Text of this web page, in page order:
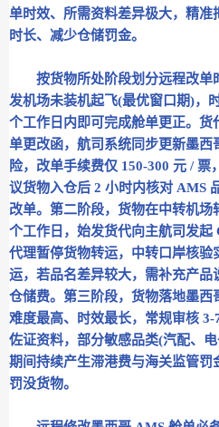
单时效、所需资料差异极大，精
时长、减少仓储罚金。
按货物所处阶段划分远程改单
发机场未装机起飞(最优窗口期)，
个工作日内即可完成舱单更正。货
单更改函，航司系统同步更新墨
险，改单手续费仅 150-300 元 /
议货物入仓后 2 小时内核对 AMS
改单。第二阶段，货物在中转机场
个工作日，始发货代向主航司发起
代理暂停货物转运，中转口岸核
运，若品名差异较大，需补充产
仓储费。第三阶段，货物落地墨
难度最高、时效最长，常规审核
佐证资料，部分敏感品类(汽配、
期间持续产生滞港费与海关监管
罚没货物。